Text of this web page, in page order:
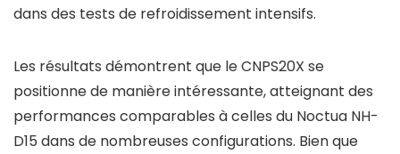
dans des tests de refroidissement intensifs.
Les résultats démontrent que le CNPS20X se
positionne de manière intéressante, atteignant des
performances comparables à celles du Noctua NH-
D15 dans de nombreuses configurations. Bien que